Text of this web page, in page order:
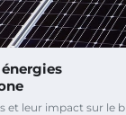
et leur impact sur le